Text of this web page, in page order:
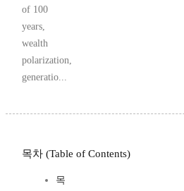
of 100
years,
wealth
polarization,
generatio...
목차 (Table of Contents)
목